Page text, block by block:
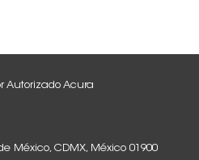
Autorizado Acura
México, CDMX, México 01900